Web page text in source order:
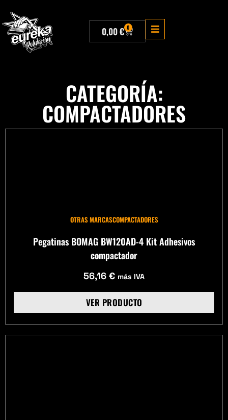
0,00€ 0
CATEGORÍA:
COMPACTADORES
OTRAS MARCASCOMPACTADORES
Pegatinas BOMAG BW120AD-4 Kit Adhesivos
compactador
56,16 € más IVA
VER PRODUCTO